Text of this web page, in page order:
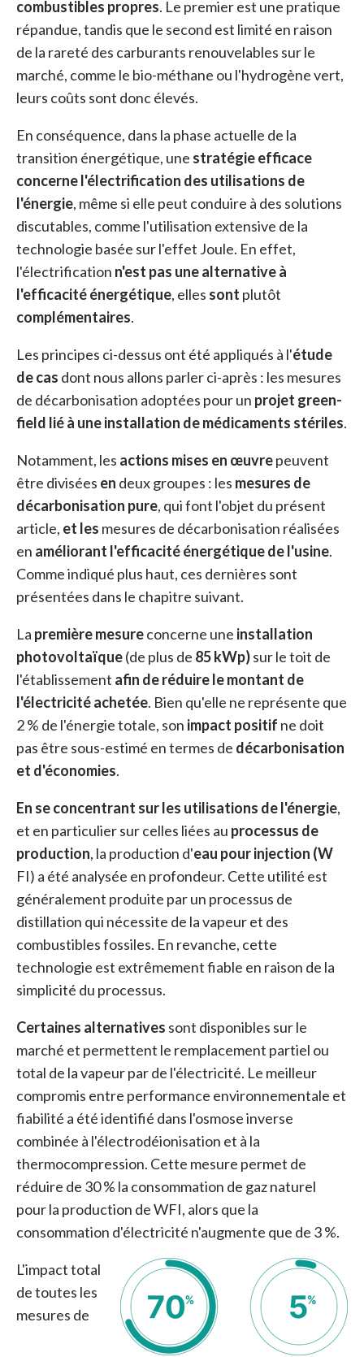
combustibles propres. Le premier est une pratique
répandue, tandis que le second est limité en raison
de la rareté des carburants renouvelables sur le
marché, comme le bio-méthane ou l'hydrogène vert,
leurs coûts sont donc élevés.
En conséquence, dans la phase actuelle de la
transition énergétique, une stratégie efficace
concerne l'électrification des utilisations de
l'énergie, même si elle peut conduire à des solutions
discutables, comme l'utilisation extensive de la
technologie basée sur l'effet Joule. En effet,
l'électrification n'est pas une alternative à
l'efficacité énergétique, elles sont plutôt
complémentaires.
Les principes ci-dessus ont été appliqués à l'étude
de cas dont nous allons parler ci-après : les mesures
de décarbonisation adoptées pour un projet green-
field lié à une installation de médicaments stériles.
Notamment, les actions mises en œuvrepeuvent
être divisées en deux groupes : les mesures de
décarbonisation pure, qui font l'objet du présent
article, et les mesures de décarbonisation réalisées
en améliorant l'efficacité énergétique de l'usine.
Comme indiqué plus haut, ces dernières sont
présentées dans le chapitre suivant.
La première mesureconcerne une installation
photovoltaïque(de plus de 85 kWp)sur le toit de
l'établissement afin de réduire le montant de
l'électricité achetée. Bien qu'elle ne représente que
2 % de l'énergie totale, son impact positif ne doit
pas être sous-estimé en termes de décarbonisation
et d'économies.
En se concentrant sur les utilisations de l'énergie,
et en particulier sur celles liées au processus de
production, la production d'eau pour injection (W
FI) a été analysée en profondeur. Cette utilité est
généralement produite par un processus de
distillation qui nécessite de la vapeur et des
combustibles fossiles. En revanche, cette
technologie est extrêmement fiable en raison de la
simplicité du processus.
Certaines alternatives sont disponibles sur le
marché et permettent le remplacement partiel ou
total de la vapeur par de l'électricité. Le meilleur
compromis entre performance environnementale et
fiabilité a été identifié dans l'osmose inverse
combinée à l'électrodéionisation et à la
thermocompression. Cette mesure permet de
réduire de 30 % la consommation de gaz naturel
pour la production de WFI, alors que la
consommation d'électricité n'augmente que de 3 %.
L'impact total
de toutes les
mesures de